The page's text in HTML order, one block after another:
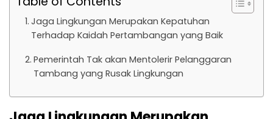
Jaga Lingkungan Merupakan Kepatuhan
Terhadap Kaidah Pertambangan yang Baik
Pemerintah Tak akan Mentolerir Pelanggaran
Tambang yang Rusak Lingkungan